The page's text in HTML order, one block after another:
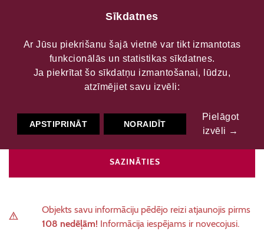
Jaunais Rīgas teātris
Teātri Valsts teātris
SAZINĀTIES
Objekts savu informāciju pēdējo reizi atjaunojis pirms
108 nedēļām! Informācija iespējams ir novecojusi.
Sīkdatnes
Ar Jūsu piekrišanu šajā vietnē var tikt izmantotas
funkcionālās un statistikas sīkdatnes.
Ja piekrītat šo sīkdatņu izmantošanai, lūdzu,
atzīmējiet savu izvēli:
APSTIPRINĀT NORAIDĪT
Pielāgot
izvēli →